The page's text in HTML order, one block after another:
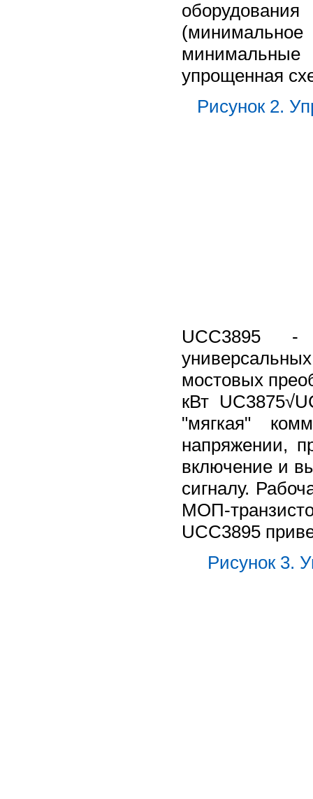
упрощенная
Рисунок 2.
UCC3895 -
мостовых
кВт
"мягкая"
напряжении,
включение и
сигналу.
МОП-
UCC3895
Рисунок 3.